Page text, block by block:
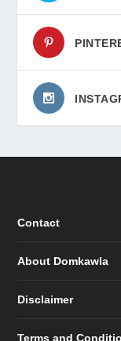
Contact
About Domkawla
Disclaimer
Terms and